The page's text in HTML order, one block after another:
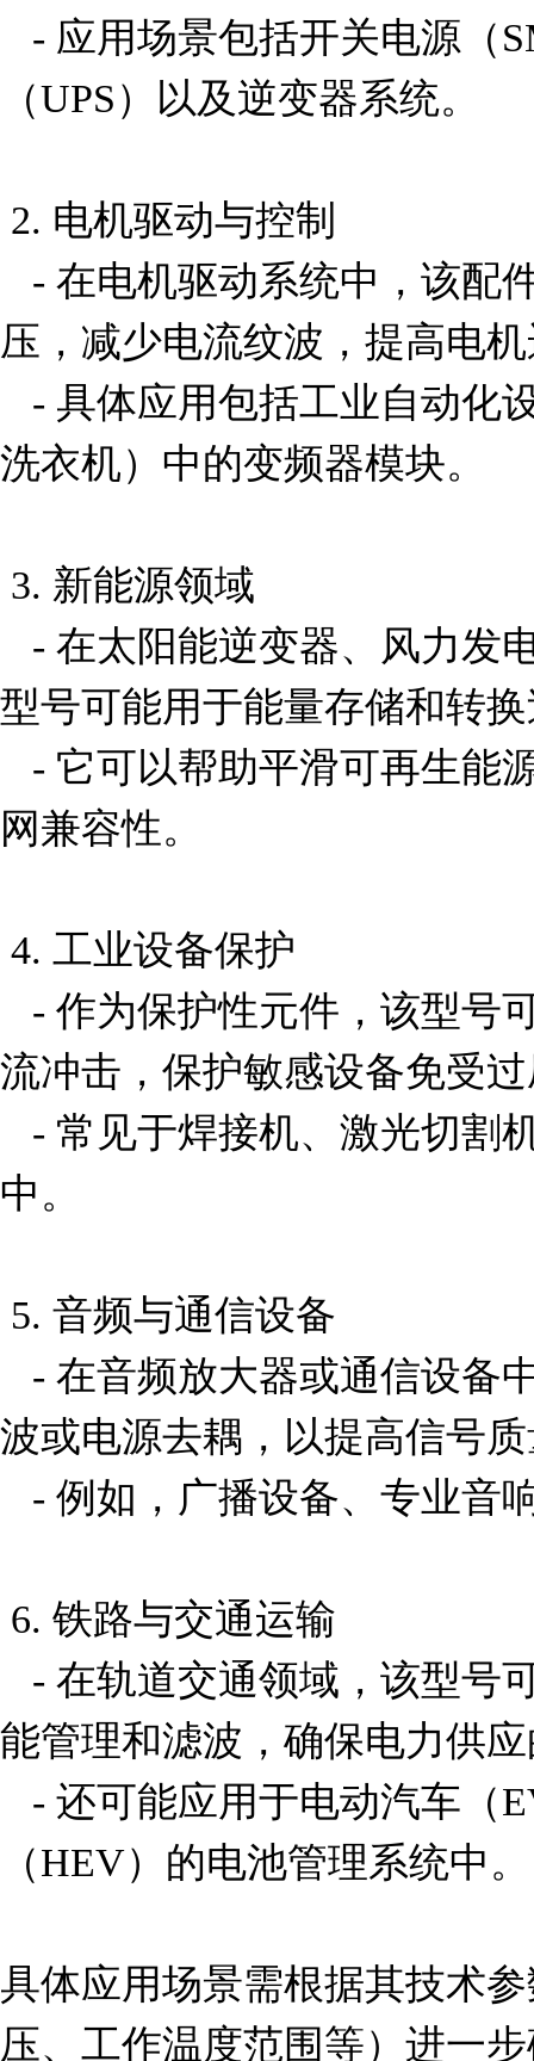
（UPS）以及逆变器系统。
压，减少电流纹波，提高电
洗衣机）中的变频器模块。
型号可能用于能量存储和转
网兼容性。
流冲击，保护敏感设备免受
中。
波或电源去耦，以提高信号
能管理和滤波，确保电力供
（HEV）的电池管理系统中。
具体应用场景需根据其技术
压、工作温度范围等）进一